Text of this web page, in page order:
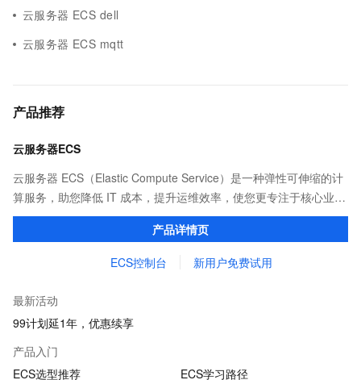
云服务器 ECS dell
云服务器 ECS mqtt
产品推荐
云服务器ECS
云服务器 ECS（Elastic Compute Service）是一种弹性可伸缩的计
算服务，助您降低 IT 成本，提升运维效率，使您更专注于核心业务
创新。
产品详情页
ECS控制台 新用户免费试用
最新活动
99计划延1年，优惠续享
产品入门
ECS选型推荐
ECS学习路径